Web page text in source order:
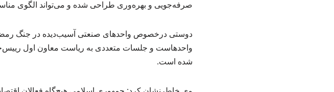
صرفه‌جویی و بهره‌وری طراحی شده و می‌تواند الگوی
دوستی درخصوص واحدهای صنعتی آسیب‌دیده در جنگ
واحدهاست و جلسات متعددی به ریاست معاون اول
شده است.